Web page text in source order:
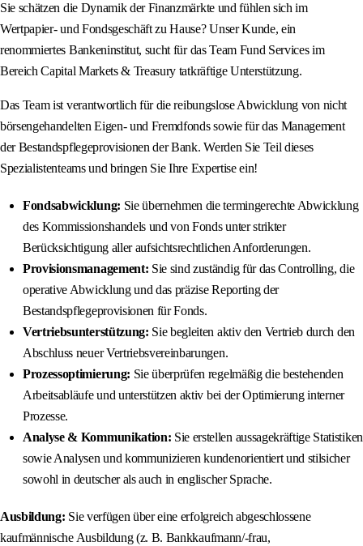
Sie schätzen die Dynamik der Finanzmärkte und fühlen sich im
Wertpapier- und Fondsgeschäft zu Hause? Unser Kunde, ein
renommiertes Bankeninstitut, sucht für das Team Fund Services im
Bereich Capital Markets & Treasury tatkräftige Unterstützung.
Das Team ist verantwortlich für die reibungslose Abwicklung von nicht
börsengehandelten Eigen- und Fremdfonds sowie für das Management
der Bestandspflegeprovisionen der Bank. Werden Sie Teil dieses
Spezialistenteams und bringen Sie Ihre Expertise ein!
Fondsabwicklung: Sie übernehmen die termingerechte Abwicklung
des Kommissionshandels und von Fonds unter strikter
Berücksichtigung aller aufsichtsrechtlichen Anforderungen.
Provisionsmanagement: Sie sind zuständig für das Controlling, die
operative Abwicklung und das präzise Reporting der
Bestandspflegeprovisionen für Fonds.
Vertriebsunterstützung: Sie begleiten aktiv den Vertrieb durch den
Abschluss neuer Vertriebsvereinbarungen.
Prozessoptimierung: Sie überprüfen regelmäßig die bestehenden
Arbeitsabläufe und unterstützen aktiv bei der Optimierung interner
Prozesse.
Analyse & Kommunikation: Sie erstellen aussagekräftige Statistiken
sowie Analysen und kommunizieren kundenorientiert und stilsicher
sowohl in deutscher als auch in englischer Sprache.
Ausbildung: Sie verfügen über eine erfolgreich abgeschlossene
kaufmännische Ausbildung (z. B. Bankkaufmann/-frau,